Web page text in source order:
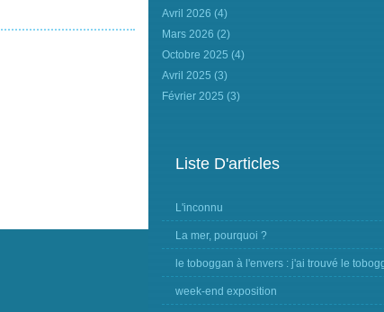
Avril 2026 (4)
Mars 2026 (2)
Octobre 2025 (4)
Avril 2025 (3)
Février 2025 (3)
Liste D'articles
L'inconnu
La mer, pourquoi ?
le toboggan à l'envers : j'ai trouvé le
week-end exposition